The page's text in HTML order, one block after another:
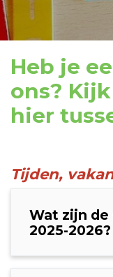
Heb je
ons?
hier
Tijden,
Wat zijn
2025-2026?